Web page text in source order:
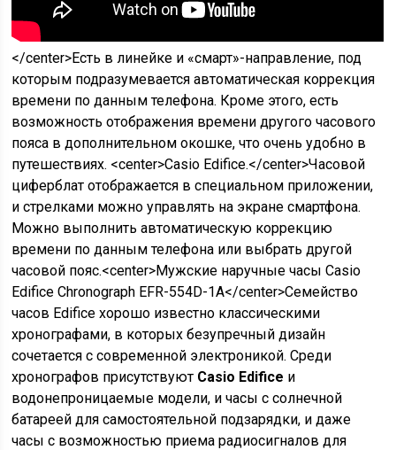
</center>Есть в линейке и «смарт»-направление, под
которым подразумевается автоматическая коррекция
времени по данным телефона. Кроме этого, есть
возможность отображения времени другого часового
пояса в дополнительном окошке, что очень удобно в
путешествиях. <center>Casio Edifice.</center>Часовой
циферблат отображается в специальном приложении,
и стрелками можно управлять на экране смартфона.
Можно выполнить автоматическую коррекцию
времени по данным телефона или выбрать другой
часовой пояс.<center>Мужские наручные часы Casio
Edifice Chronograph EFR-554D-1A</center>Семейство
часов Edifice хорошо известно классическими
хронографами, в которых безупречный дизайн
сочетается с современной электроникой. Среди
хронографов присутствуют Casio Edifice и
водонепроницаемые модели, и часы с солнечной
батареей для самостоятельной подзарядки, и даже
часы с возможностью приема радиосигналов для